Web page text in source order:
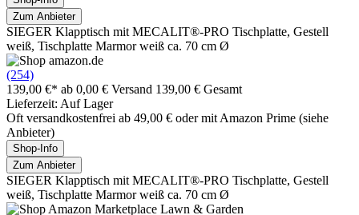
Zum Anbieter
SIEGER Klapptisch mit MECALIT®-PRO Tischplatte, Gestell
weiß, Tischplatte Marmor weiß ca. 70 cm Ø
(254)
139,00 €* ab 0,00 € Versand 139,00 € Gesamt
Lieferzeit: Auf Lager
Oft versandkostenfrei ab 49,00 € oder mit Amazon Prime (siehe
Anbieter)
Shop-Info
Zum Anbieter
SIEGER Klapptisch mit MECALIT®-PRO Tischplatte, Gestell
weiß, Tischplatte Marmor weiß ca. 70 cm Ø